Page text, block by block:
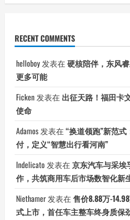
RECENT COMMENTS
helloboy 发表在 硬核陪伴，东风
更多可能
Ficken 发表在 出征天路！福田卡
使命
Adamos 发表在 “换道领跑”新范
付，定义“智慧出行看河南”
Indelicato 发表在 京东汽车与采埃
作，共筑商用车后市场数智化新
Niethamer 发表在 售价8.88万-
式上市，首任车主整车终身质保